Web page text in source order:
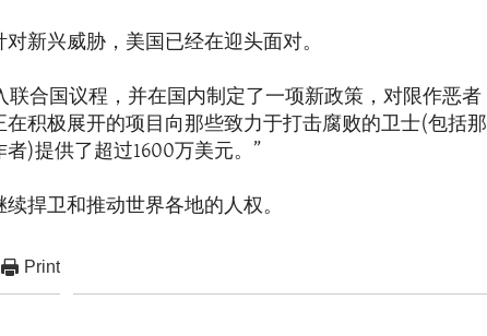
新兴威胁，美国已经在迎头面对。
联合国议程，并在国内制定了一项新政策，对限作恶者
积极展开的项目向那些致力于打击腐败的卫士(包括那
)提供了超过1600万美元。”
捍卫和推动世界各地的人权。
Print